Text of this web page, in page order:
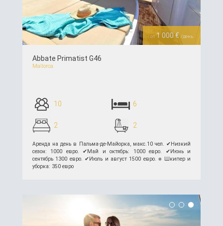
от1 000 € /день
Abbate Primatist G46
Mallorca
10 6
2 2
Аренда на день в Пальма-де-Майорка, макс.10 чел. ✔︎Низкий
сезон: 1000 евро. ✔︎Май и октябрь: 1000 евро. ✔︎Июнь и
сентябрь 1300 евро. ✔︎Июль и август 1500 евро. ⎈ Шкипер и
уборка: 350 евро